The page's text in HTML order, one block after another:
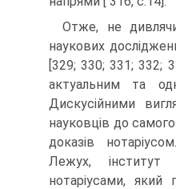
Отже, не
наукових
[329; 330; 331; 332;
актуальним та
Дискусійними
науковців до
доказів
Лежух, інститут
нотаріусами, який